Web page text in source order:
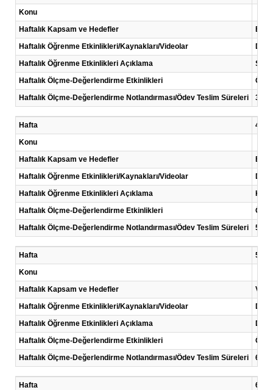
Konu
Haftalık Kapsam ve Hedefler
Haftalık Öğrenme Etkinlikleri/Kaynakları/Videolar
Haftalık Öğrenme Etkinlikleri Açıklama
Haftalık Ölçme-Değerlendirme Etkinlikleri
Haftalık Ölçme-Değerlendirme Notlandırması/Ödev Teslim Süreleri
3.
Hafta
4
Konu
Haftalık Kapsam ve Hedefler
Haftalık Öğrenme Etkinlikleri/Kaynakları/Videolar
Haftalık Öğrenme Etkinlikleri Açıklama
Haftalık Ölçme-Değerlendirme Etkinlikleri
Haftalık Ölçme-Değerlendirme Notlandırması/Ödev Teslim Süreleri
5.
Hafta
5
Konu
Haftalık Kapsam ve Hedefler
Ve
Haftalık Öğrenme Etkinlikleri/Kaynakları/Videolar
Haftalık Öğrenme Etkinlikleri Açıklama
Haftalık Ölçme-Değerlendirme Etkinlikleri
Haftalık Ölçme-Değerlendirme Notlandırması/Ödev Teslim Süreleri
6.
Hafta
6